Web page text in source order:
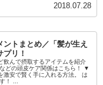
2018.07.28
ントまとめ／「髪が生え
リ！
んで摂取するアイテムを紹介
どの頭皮ケア関係はこちら！ ▼
激安で賢く手に入れる方法。 は
！ ...